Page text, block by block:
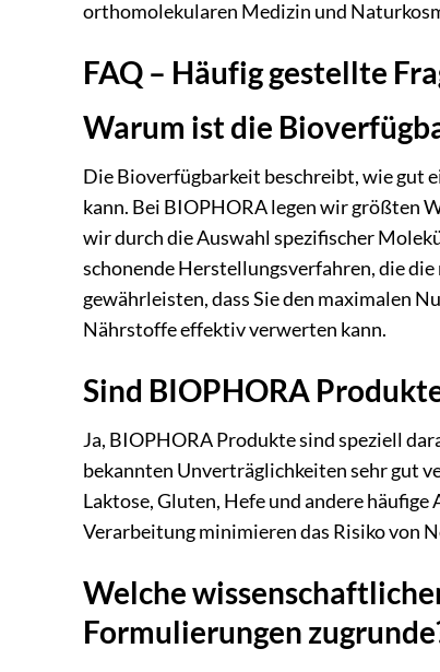
orthomolekularen Medizin und
FAQ – Häufig gestellte
Warum ist die
Die Bioverfügbarkeit beschreibt, wie gut
kann. Bei BIOPHORA legen wir größten
wir durch die Auswahl spezifischer
schonende Herstellungsverfahren, die
gewährleisten, dass Sie den maximalen
Nährstoffe effektiv verwerten kann.
Sind BIOPHORA
Ja, BIOPHORA Produkte sind speziell
bekannten Unverträglichkeiten sehr gut
Laktose, Gluten, Hefe und andere
Verarbeitung minimieren das Risiko von
Welche
Formulierungen